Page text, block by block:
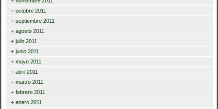
octubre 2011
septiembre 2011
agosto 2011
julio 2011
junio 2011
mayo 2011
abril 2011
marzo 2011
febrero 2011
enero 2011